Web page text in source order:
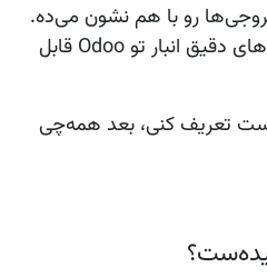
رو با هم نشون می‌ده.
از یک لیست ساده تا گزارش‌های دقیق انبار تو Odoo قابل
تعریف کنی، بعد همه‌چی